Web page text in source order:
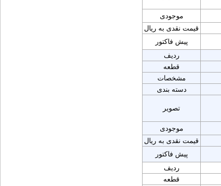
موجودی
قیمت نقدی به ریال
پیش فاکتور
ردیف
قطعه
مشخصات
دسته بندی
تصویر
موجودی
قیمت نقدی به ریال
پیش فاکتور
ردیف
قطعه